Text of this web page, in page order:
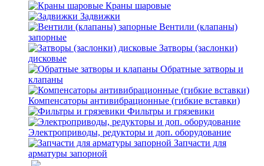
Краны шаровые
Задвижки
Вентили (клапаны)
запорные
Затворы (заслонки)
дисковые
Обратные затворы и
клапаны
Компенсаторы антивибрационные (гибкие вставки)
Фильтры и грязевики
Электроприводы, редукторы и доп. оборудование
Запчасти для
арматуры запорной